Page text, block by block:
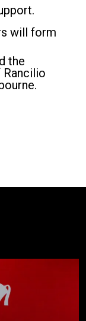
will form
the
Rancilio